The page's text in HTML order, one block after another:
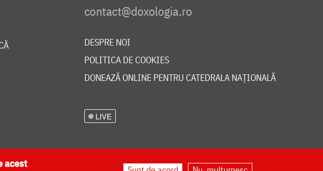
DESPRE NOI
POLITICA DE COOKIES
DONEAZĂ ONLINE PENTRU CATEDRALA NAȚIONALĂ
LIVE
acest